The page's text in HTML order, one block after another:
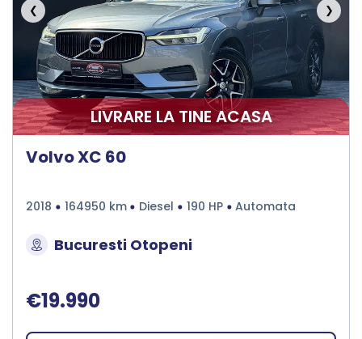
❮ ❯
LIVRARE LA TINE ACASA
Volvo XC 60
2018 164950 km Diesel 190 HP Automata
Bucuresti Otopeni
€19.990